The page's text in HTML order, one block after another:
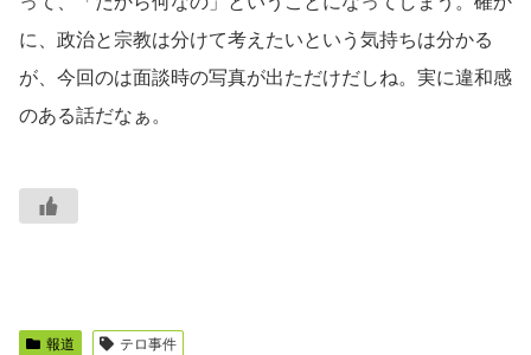
に、政治と宗教は分けて考えたいという気持ちは分かる
が、今回のは面談時の写真が出ただけだしね。実に違和感
のある話だなぁ。
報道 テロ事件